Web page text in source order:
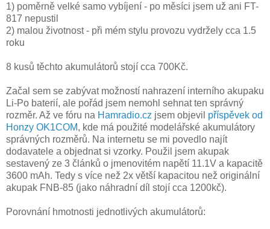
1) poměrně velké samo vybíjení - po měsíci jsem už ani FT-
817 nepustil
2) malou životnost - při mém stylu provozu vydržely cca 1.5
roku
8 kusů těchto akumulátorů stojí cca 700Kč.
Začal sem se zabývat možností nahrazení interního akupaku
Li-Po baterií, ale pořád jsem nemohl sehnat ten správný
rozměr. Až ve fóru na Hamradio.cz jsem objevil příspěvek od
Honzy OK1COM, kde má použité modelářské akumulátory
správných rozměrů. Na internetu se mi povedlo najít
dodavatele a objednat si vzorky. Použil jsem akupak
sestavený ze 3 článků o jmenovitém napětí 11.1V a kapacitě
3600 mAh. Tedy s více než 2x větší kapacitou než originální
akupak FNB-85 (jako náhradní díl stojí cca 1200kč).
Porovnání hmotnosti jednotlivých akumulátorů: